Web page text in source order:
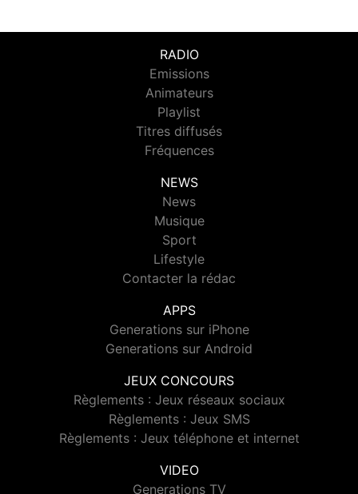
RADIO
Emissions
Animateurs
Playlist
Titres diffusés
Fréquences
NEWS
News
Musique
Sport
Lifestyle
Contacter la rédac
APPS
Generations sur iPhone
Generations sur Android
JEUX CONCOURS
Règlements : Jeux réseaux sociaux
Règlements : Jeux SMS
Règlements : Jeux téléphone et internet
VIDEO
Generations TV